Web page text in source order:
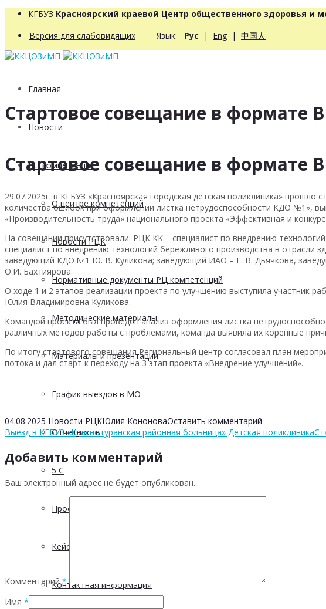
КГБУЗ Красноярский краевой Центр общественного здоровья и
Версия для слабовидящих Язык: Рус | Eng | 中国人
Главная
Новости
РЦ компетенций
О центре компетенций
Новости РЦК
Нормативные документы РЦ компетенций
Методические материалы
Материалы и презентации
График выездов в МО
Отчетность
5 С
Проектная деятельность
Кейсы
Контактная информация
Стартовое совещание в
Стартовое совещание в
29.07.2025г. в КГБУЗ «Красноярская городская детская поликлиника»
количества ошибок при оформлении листка нетрудоспособности КДО №1»,
«Производительность труда» национального проекта «Эффективная и
На совещании присутствовали: РЦК КК – специалист по внедрению
специалист по внедрению технологий бережливого производства в
заведующий КДО №1 Ю. В. Куликова; заведующий ИАО – Е. В. Дьячкова,
О.И. Бахтиярова.
О ходе 1 и 2 этапов реализации проекта по улучшению выступила участник
Юлия Владимировна Куликова.
Командой проекта был проведен анализ оформления листка
различных методов работы с проблемами, команда выявила их коренные
По итогу стартового совещания Региональный центр согласовал план
потока и дал старт к переходу на 3 этап проекта «Внедрение улучшений».
04.08.2025 Новости РЦКЮлия КононоваОставить комментарий
Выезд в КГБУЗ «Краснотуранская районная больница» Детская поликлиника
Добавить комментарий
Ваш электронный адрес не будет опубликован.
Комментарий*
Имя *